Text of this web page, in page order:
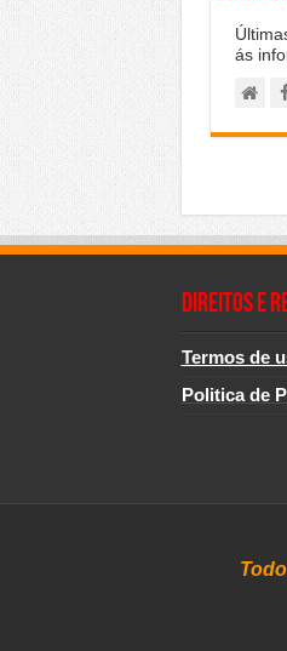
ás
Direitos e
Termos de
Politica de